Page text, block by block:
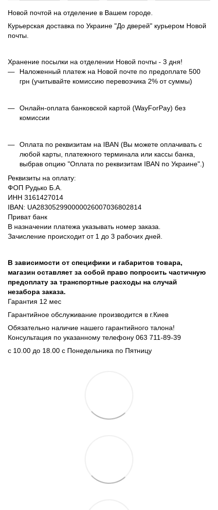
Новой почтой на отделение в Вашем городе.
Курьерская доставка по Украине "До дверей" курьером Новой
почты.
Хранение посылки на отделении Новой почты - 3 дня!
Наложенный платеж на Новой почте по предоплате 500
грн (учитывайте комиссию перевозчика 2% от суммы)
Онлайн-оплата банковской картой (WayForPay) без
комиссии
Оплата по реквизитам на IBAN (Вы можете оплачивать с
любой карты, платежного терминала или кассы банка,
выбрав опцию "Оплата по реквизитам IBAN по Украине".)
Реквизиты на оплату:
ФОП Рудько Б.А.
ИНН 3161427014
IBAN: UA283052990000026007036802814
Приват банк
В назначении платежа указывать номер заказа.
Зачисление происходит от 1 до 3 рабочих дней.
В зависимости от специфики и габаритов товара,
магазин оставляет за собой право попросить частичную
предоплату за транспортные расходы на случай
незабора заказа.
Гарантия 12 мес
Гарантийное обслуживание производится в г.Киев
Обязательно наличие нашего гарантийного талона!
Консультация по указанному телефону 063 711-89-39
с 10.00 до 18.00 с Понедельника по Пятницу